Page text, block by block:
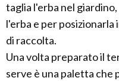
taglia l'erba nel
l'erba e per posizionarla
di raccolta.
Una volta preparato il
serve è una paletta che